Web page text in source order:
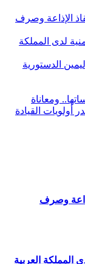
الإذاعة وصرف
لدى المملكة
الدستورية
ومعاناة
أولويات القيادة
وصرف
المملكة العربية